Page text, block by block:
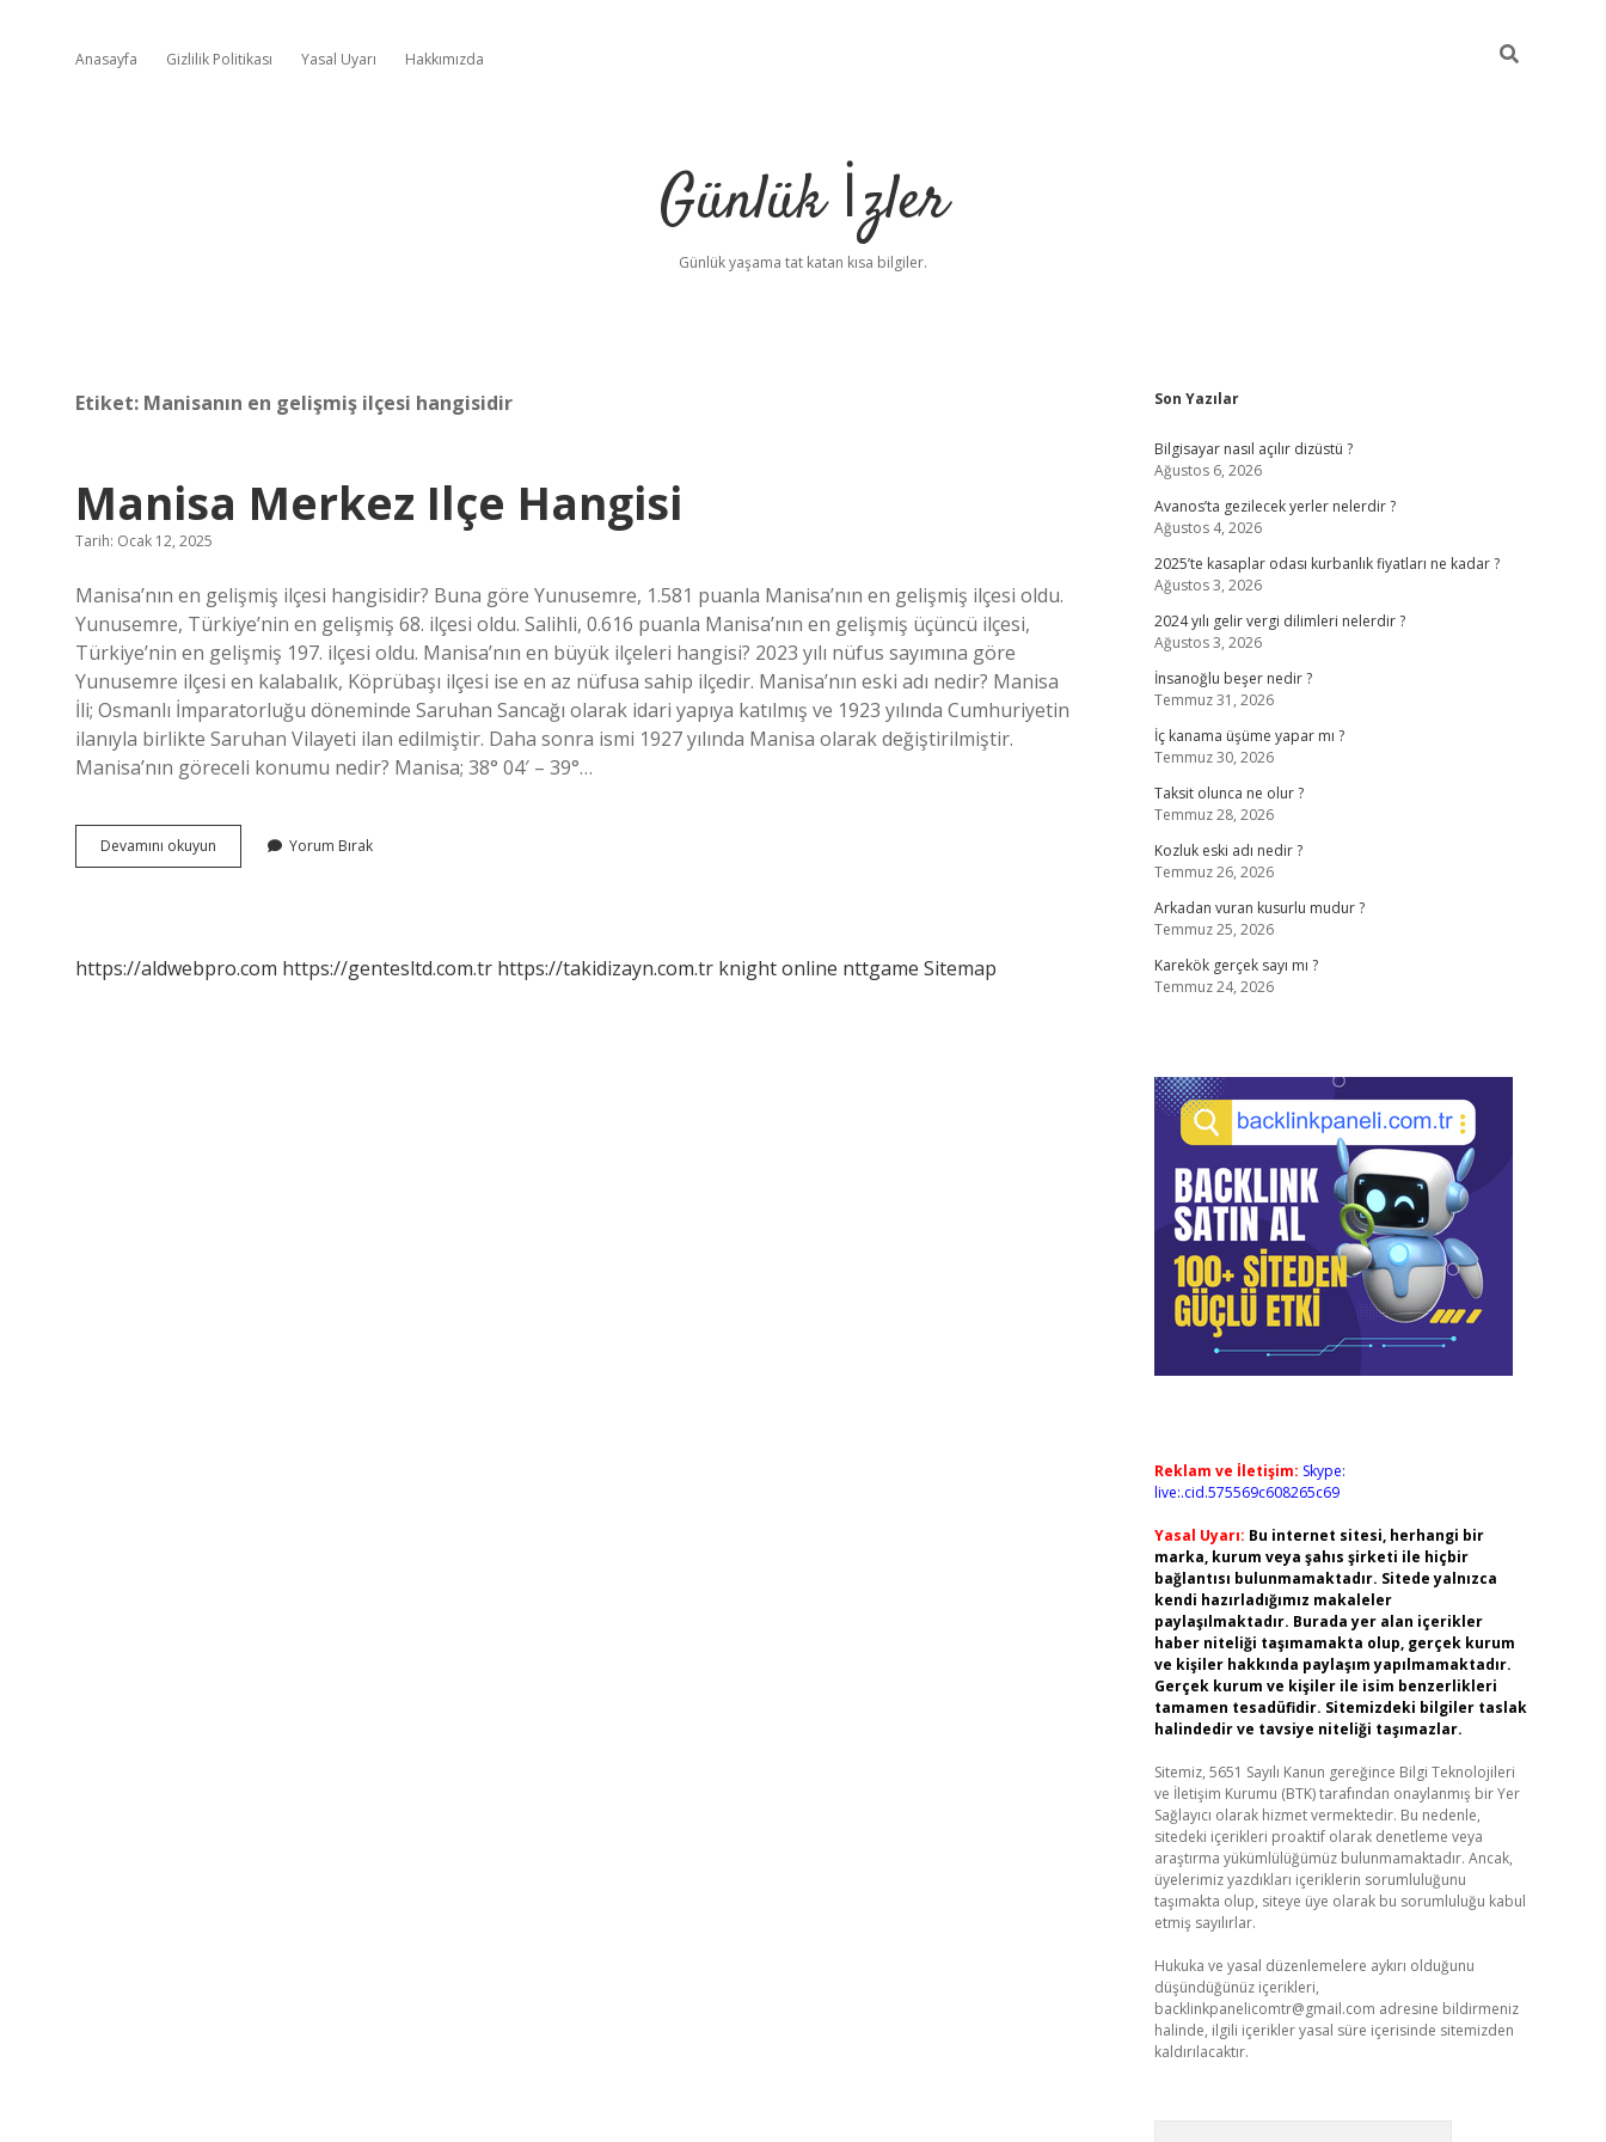
Anasayfa Gizlilik Politikası Yasal Uyarı Hakkımızda
Günlük İzler
Günlük yaşama tat katan kısa bilgiler.
Etiket: Manisanın en gelişmiş ilçesi hangisidir
Manisa Merkez Ilçe Hangisi
Tarih: Ocak 12, 2025
Manisa’nın en gelişmiş ilçesi hangisidir? Buna göre Yunusemre, 1.581 puanla Manisa’nın en gelişmiş ilçesi oldu.
Yunusemre, Türkiye’nin en gelişmiş 68. ilçesi oldu. Salihli, 0.616 puanla Manisa’nın en gelişmiş üçüncü ilçesi,
Türkiye’nin en gelişmiş 197. ilçesi oldu. Manisa’nın en büyük ilçeleri hangisi? 2023 yılı nüfus sayımına göre
Yunusemre ilçesi en kalabalık, Köprübaşı ilçesi ise en az nüfusa sahip ilçedir. Manisa’nın eski adı nedir? Manisa
İli; Osmanlı İmparatorluğu döneminde Saruhan Sancağı olarak idari yapıya katılmış ve 1923 yılında Cumhuriyetin
ilanıyla birlikte Saruhan Vilayeti ilan edilmiştir. Daha sonra ismi 1927 yılında Manisa olarak değiştirilmiştir.
Manisa’nın göreceli konumu nedir? Manisa; 38° 04′ – 39°…
Devamını okuyun
Merkez
Yorum Bırak
https://aldwebpro.com https://gentesltd.com.tr https://takidizayn.com.tr knight online nttgame Sitemap
Sidebar
Son Yazılar
Bilgisayar nasıl açılır dizüstü ?
Ağustos 6, 2026
Avanos’ta gezilecek yerler nelerdir ?
Ağustos 4, 2026
2025’te kasaplar odası kurbanlık fiyatları ne kadar ?
Ağustos 3, 2026
2024 yılı gelir vergi dilimleri nelerdir ?
Ağustos 3, 2026
İnsanoğlu beşer nedir ?
Temmuz 31, 2026
İç kanama üşüme yapar mı ?
Temmuz 30, 2026
Taksit olunca ne olur ?
Temmuz 28, 2026
Kozluk eski adı nedir ?
Temmuz 26, 2026
Arkadan vuran kusurlu mudur ?
Temmuz 25, 2026
Karekök gerçek sayı mı ?
Temmuz 24, 2026
Reklam ve İletişim: Skype:
live:.cid.575569c608265c69
Yasal Uyarı: Bu internet sitesi, herhangi bir
marka, kurum veya şahıs şirketi ile hiçbir
bağlantısı bulunmamaktadır. Sitede yalnızca
kendi hazırladığımız makaleler
paylaşılmaktadır. Burada yer alan içerikler
haber niteliği taşımamakta olup, gerçek kurum
ve kişiler hakkında paylaşım yapılmamaktadır.
Gerçek kurum ve kişiler ile isim benzerlikleri
tamamen tesadüfidir. Sitemizdeki bilgiler taslak
halindedir ve tavsiye niteliği taşımazlar.
Sitemiz, 5651 Sayılı Kanun gereğince Bilgi Teknolojileri
ve İletişim Kurumu (BTK) tarafından onaylanmış bir Yer
Sağlayıcı olarak hizmet vermektedir. Bu nedenle,
sitedeki içerikleri proaktif olarak denetleme veya
araştırma yükümlülüğümüz bulunmamaktadır. Ancak,
üyelerimiz yazdıkları içeriklerin sorumluluğunu
taşımakta olup, siteye üye olarak bu sorumluluğu kabul
etmiş sayılırlar.
Hukuka ve yasal düzenlemelere aykırı olduğunu
düşündüğünüz içerikleri,
backlinkpanelicomtr@gmail.com adresine bildirmeniz
halinde, ilgili içerikler yasal süre içerisinde sitemizden
kaldırılacaktır.